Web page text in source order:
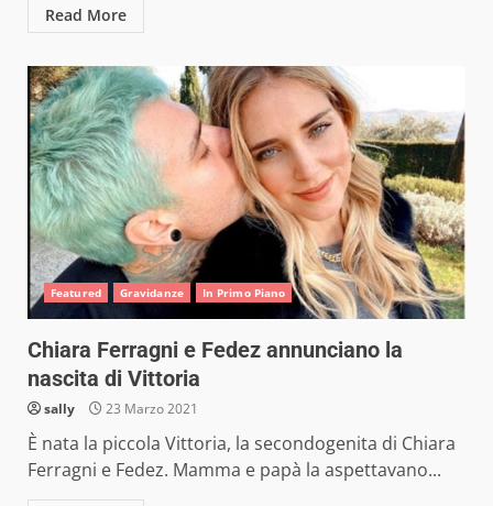
Read More
Featured Gravidanze In Primo Piano
Chiara Ferragni e Fedez annunciano la
nascita di Vittoria
sally 23 Marzo 2021
È nata la piccola Vittoria, la secondogenita di Chiara
Ferragni e Fedez. Mamma e papà la aspettavano...